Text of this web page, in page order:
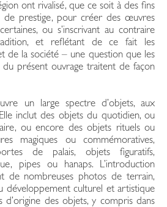
ont rivalisé, que ce soit à des fins
de prestige, pour créer des œuvres
ou s’inscrivant au contraire
et reflétant de ce fait les
de la société – une question que les
présent ouvrage traitent de façon
un large spectre d’objets, aux
inclut des objets du quotidien, ou
ou encore des objets rituels ou
magiques ou commémoratives,
de palais, objets figuratifs,
pipes ou hanaps. L’introduction
de nombreuses photos de terrain,
développement culturel et artistique
d’origine des objets, y compris dans